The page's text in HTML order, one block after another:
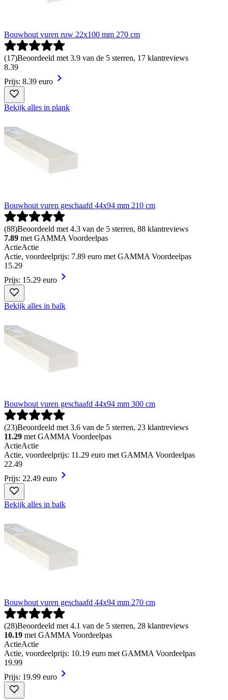
Bouwhout vuren ruw 22x100 mm 270 cm
(17)Beoordeeld met 3.9 van de 5 sterren, 17 klantreviews
8.39
Prijs: 8.39 euro
Bekijk alles in plank
Bouwhout vuren geschaafd 44x94 mm 210 cm
(88)Beoordeeld met 4.3 van de 5 sterren, 88 klantreviews
7.89 met GAMMA Voordeelpas
ActieActie
Actie, voordeelprijs: 7.89 euro met GAMMA Voordeelpas
15.29
Prijs: 15.29 euro
Bekijk alles in balk
Bouwhout vuren geschaafd 44x94 mm 300 cm
(23)Beoordeeld met 3.6 van de 5 sterren, 23 klantreviews
11.29 met GAMMA Voordeelpas
ActieActie
Actie, voordeelprijs: 11.29 euro met GAMMA Voordeelpas
22.49
Prijs: 22.49 euro
Bekijk alles in balk
Bouwhout vuren geschaafd 44x94 mm 270 cm
(28)Beoordeeld met 4.1 van de 5 sterren, 28 klantreviews
10.19 met GAMMA Voordeelpas
ActieActie
Actie, voordeelprijs: 10.19 euro met GAMMA Voordeelpas
19.99
Prijs: 19.99 euro